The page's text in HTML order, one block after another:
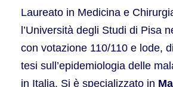
Laureato in Medicina e
l’Università degli Studi di Pisa
con votazione 110/110 e lode,
tesi sull’epidemiologia delle
in Italia. Si è specializzato in